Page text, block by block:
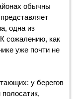
обычны
одна из
сожалению, как
уже почти не
у берегов